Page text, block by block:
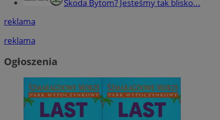
Skoda Bytom? Jesteśmy tak blisko...
reklama
reklama
Ogłoszenia